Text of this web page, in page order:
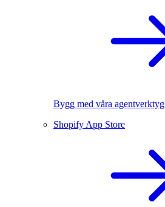
Bygg med våra agentverktyg
Shopify App Store